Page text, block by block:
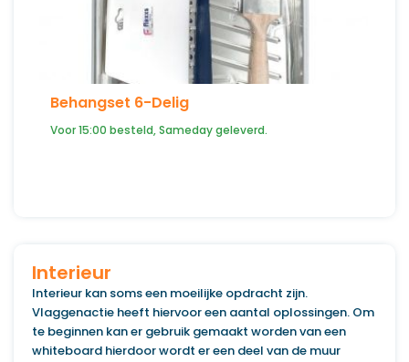
Behangset 6-Delig
Voor 15:00 besteld, Sameday geleverd.
Interieur
Interieur kan soms een moeilijke opdracht zijn.
Vlaggenactie heeft hiervoor een aantal oplossingen. Om
te beginnen kan er gebruik gemaakt worden van een
whiteboard hierdoor wordt er een deel van de muur